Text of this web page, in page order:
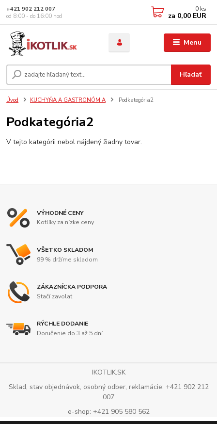
Menu
Hľadať
+421 902 212 007
od 8:00 - do 16:00 hod
0 ks
za 0,00 EUR
Úvod KUCHYŇA A GASTRONÓMIA Podkategória2
Podkategória2
V tejto kategórii nebol nájdený žiadny tovar.
VÝHODNÉ CENY
Kotlíky za nízke ceny
VŠETKO SKLADOM
99 % držíme skladom
ZÁKAZNÍCKA PODPORA
Stačí zavolať
RÝCHLE DODANIE
Doručenie do 3 až 5 dní
IKOTLIK.SK
Sklad, stav objednávok, osobný odber, reklamácie: +421 902 212
007
e-shop: +421 905 580 562